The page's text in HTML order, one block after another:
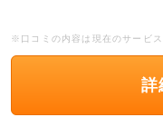
※口コミの内容は現在のサービ
詳